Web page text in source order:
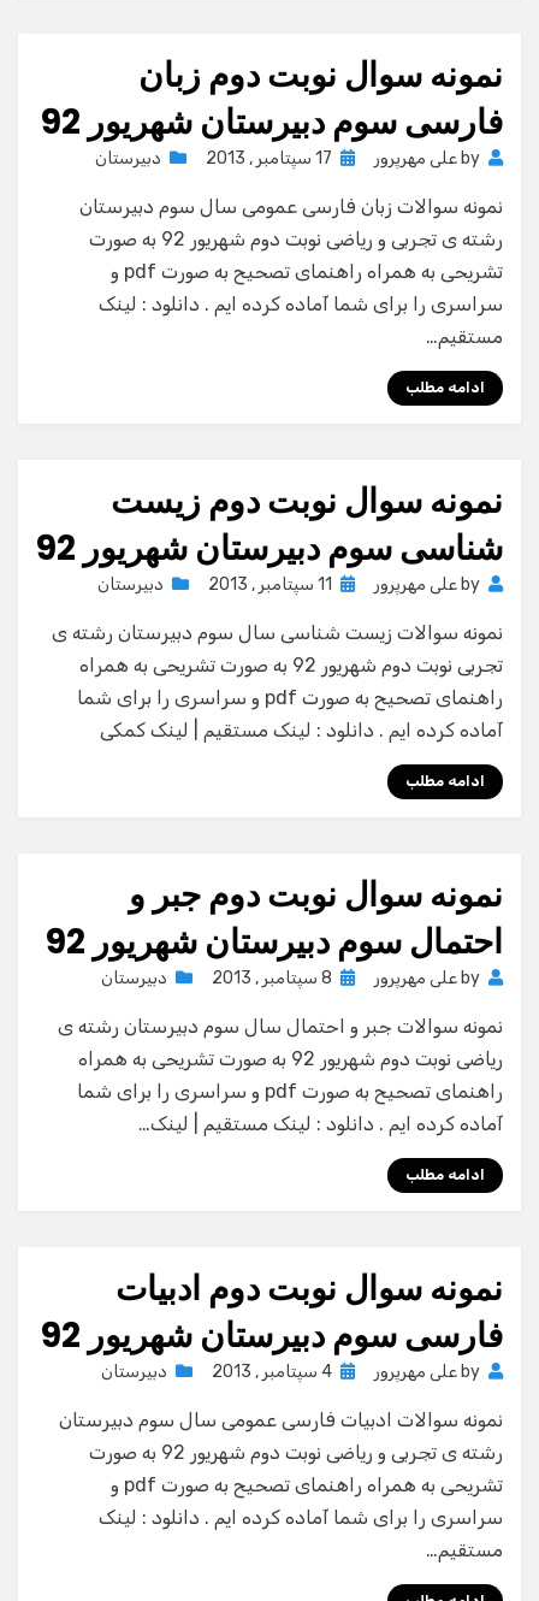
نمونه سوال نوبت دوم زبان
فارسی سوم دبیرستان شهریور 92
by علی مهرپرور
Posted
17 سپتامبر , 2013 دبیرستان
نمونه سوالات زبان فارسی عمومی سال سوم دبیرستان
رشته ی تجربی و ریاضی نوبت دوم شهریور 92 به صورت
تشریحی به همراه راهنمای تصحیح به صورت pdf و
سراسری را برای شما آماده کرده ایم . دانلود : لینک
مستقیم…
ادامه مطلب
نمونه سوال نوبت دوم زیست
شناسی سوم دبیرستان شهریور 92
by علی مهرپرور
Posted
11 سپتامبر , 2013 دبیرستان
نمونه سوالات زیست شناسی سال سوم دبیرستان رشته ی
تجربی نوبت دوم شهریور 92 به صورت تشریحی به همراه
راهنمای تصحیح به صورت pdf و سراسری را برای شما
آماده کرده ایم . دانلود : لینک مستقیم | لینک کمکی
ادامه مطلب
نمونه سوال نوبت دوم جبر و
احتمال سوم دبیرستان شهریور 92
by علی مهرپرور
Posted
8 سپتامبر , 2013 دبیرستان
نمونه سوالات جبر و احتمال سال سوم دبیرستان رشته ی
ریاضی نوبت دوم شهریور 92 به صورت تشریحی به همراه
راهنمای تصحیح به صورت pdf و سراسری را برای شما
آماده کرده ایم . دانلود : لینک مستقیم | لینک…
ادامه مطلب
نمونه سوال نوبت دوم ادبیات
فارسی سوم دبیرستان شهریور 92
by علی مهرپرور
Posted
4 سپتامبر , 2013 دبیرستان
نمونه سوالات ادبیات فارسی عمومی سال سوم دبیرستان
رشته ی تجربی و ریاضی نوبت دوم شهریور 92 به صورت
تشریحی به همراه راهنمای تصحیح به صورت pdf و
سراسری را برای شما آماده کرده ایم . دانلود : لینک
مستقیم…